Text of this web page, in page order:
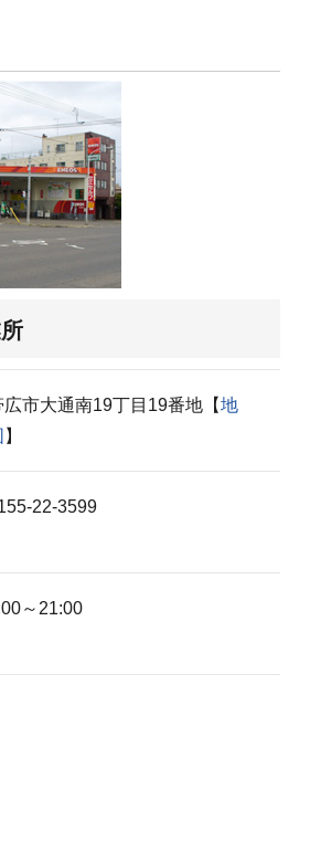
広市大通南19丁目19番地【地
】
22-3599
～21:00